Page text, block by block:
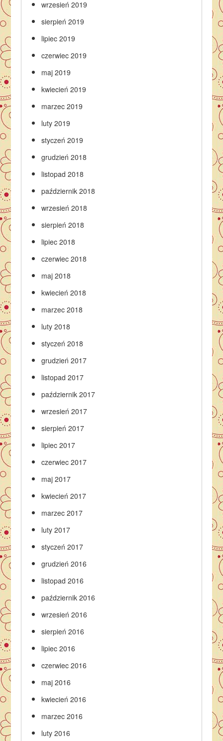
wrzesień 2019
sierpień 2019
lipiec 2019
czerwiec 2019
maj 2019
kwiecień 2019
marzec 2019
luty 2019
styczeń 2019
grudzień 2018
listopad 2018
październik 2018
wrzesień 2018
sierpień 2018
lipiec 2018
czerwiec 2018
maj 2018
kwiecień 2018
marzec 2018
luty 2018
styczeń 2018
grudzień 2017
listopad 2017
październik 2017
wrzesień 2017
sierpień 2017
lipiec 2017
czerwiec 2017
maj 2017
kwiecień 2017
marzec 2017
luty 2017
styczeń 2017
grudzień 2016
listopad 2016
październik 2016
wrzesień 2016
sierpień 2016
lipiec 2016
czerwiec 2016
maj 2016
kwiecień 2016
marzec 2016
luty 2016